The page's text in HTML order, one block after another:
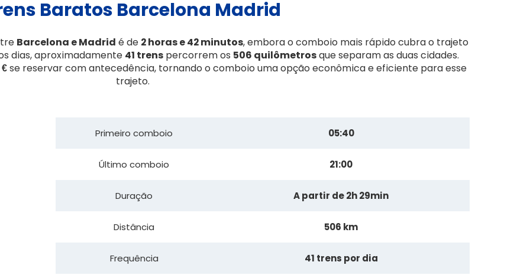
Baratos Barcelona Madrid
Barcelona e Madrid é de 2 horas e 42 minutos, embora o comboio mais rápido cubra o trajeto
dias, aproximadamente 41 trens percorrem os 506 quilômetrosque separam as duas cidades.
se reservar com antecedência, tornando o comboio uma opção econômica e eficiente para esse
trajeto.
Primeiro comboio 05:40
Último comboio 21:00
Duração A partir de 2h 29min
Distância 506 km
Frequência 41 trens por dia